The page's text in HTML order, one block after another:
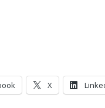
X